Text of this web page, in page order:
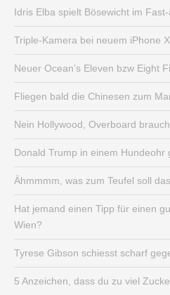
Idris Elba spielt Bösewicht im
Triple-Kamera bei neuem iPhone
Neuer Ocean’s Eleven bzw Eight
Fliegen bald die Chinesen zum
Nein Hollywood, Overboard
Donald Trump in einem Hundeohr
Ähmmmm, was zum Teufel soll
Hat jemand einen Tipp für einen
Wien?
Tyrese Gibson schiesst scharf
5 Anzeichen, dass du zu viel